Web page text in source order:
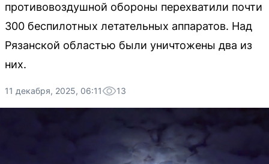
противовоздушной обороны перехватили почти
300 беспилотных летательных аппаратов. Над
Рязанской областью были уничтожены два из
них.
11 декабря, 2025, 06:11 13